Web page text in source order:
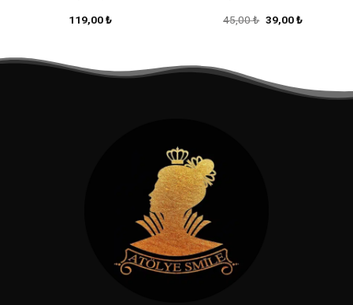
119,00₺ 45,00₺ Orijinal
fiyat:
39,00₺Şu